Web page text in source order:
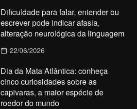
Dificuldade para falar, entender ou
escrever pode indicar afasia,
alteração neurológica da linguagem
22/06/2026
Dia da Mata Atlântica: conheça
cinco curiosidades sobre as
capivaras, a maior espécie de
roedor do mundo